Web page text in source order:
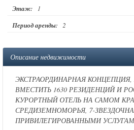
Этаж:
1
Период аренды: 2
Описание недвижимости
ЭКСТРАОРДИНАРНАЯ КОНЦЕПЦИЯ,
ВМЕСТИТЬ 1630 РЕЗИДЕНЦИЙ И
КУРОРТНЫЙ ОТЕЛЬ НА САМОМ
СРЕДИЗЕМНОМОРЬЯ, 7-
ПРИВИЛЕГИРОВАННЫМИ